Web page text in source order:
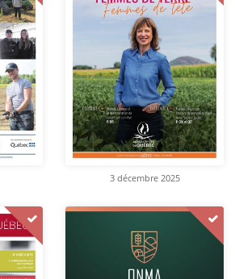
3 décembre 2025